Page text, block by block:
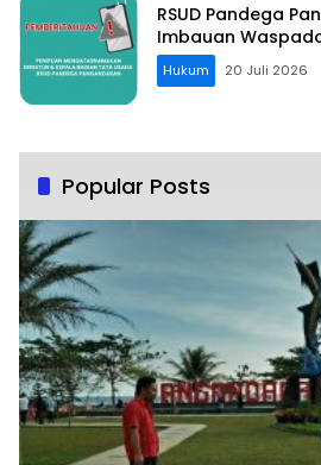
RSUD Pandega
Imbauan
Hukum 20 Juli 2026
Popular Posts